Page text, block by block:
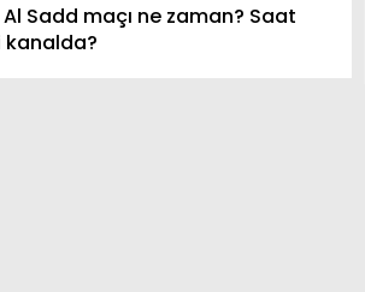
Sadd maçı ne zaman? Saat